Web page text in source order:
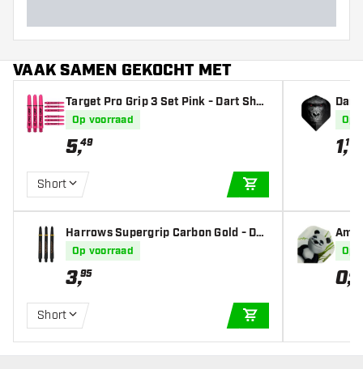
VAAK SAMEN GEKOCHT MET
Target Pro Grip 3 Set Pink - Dart Shaf
ts
Op voorraad
5,49
Short
Harrows Supergrip Carbon Gold - Dar
t Shafts
Op voorraad
3,95
Short
Op
1,10
Op
0,87